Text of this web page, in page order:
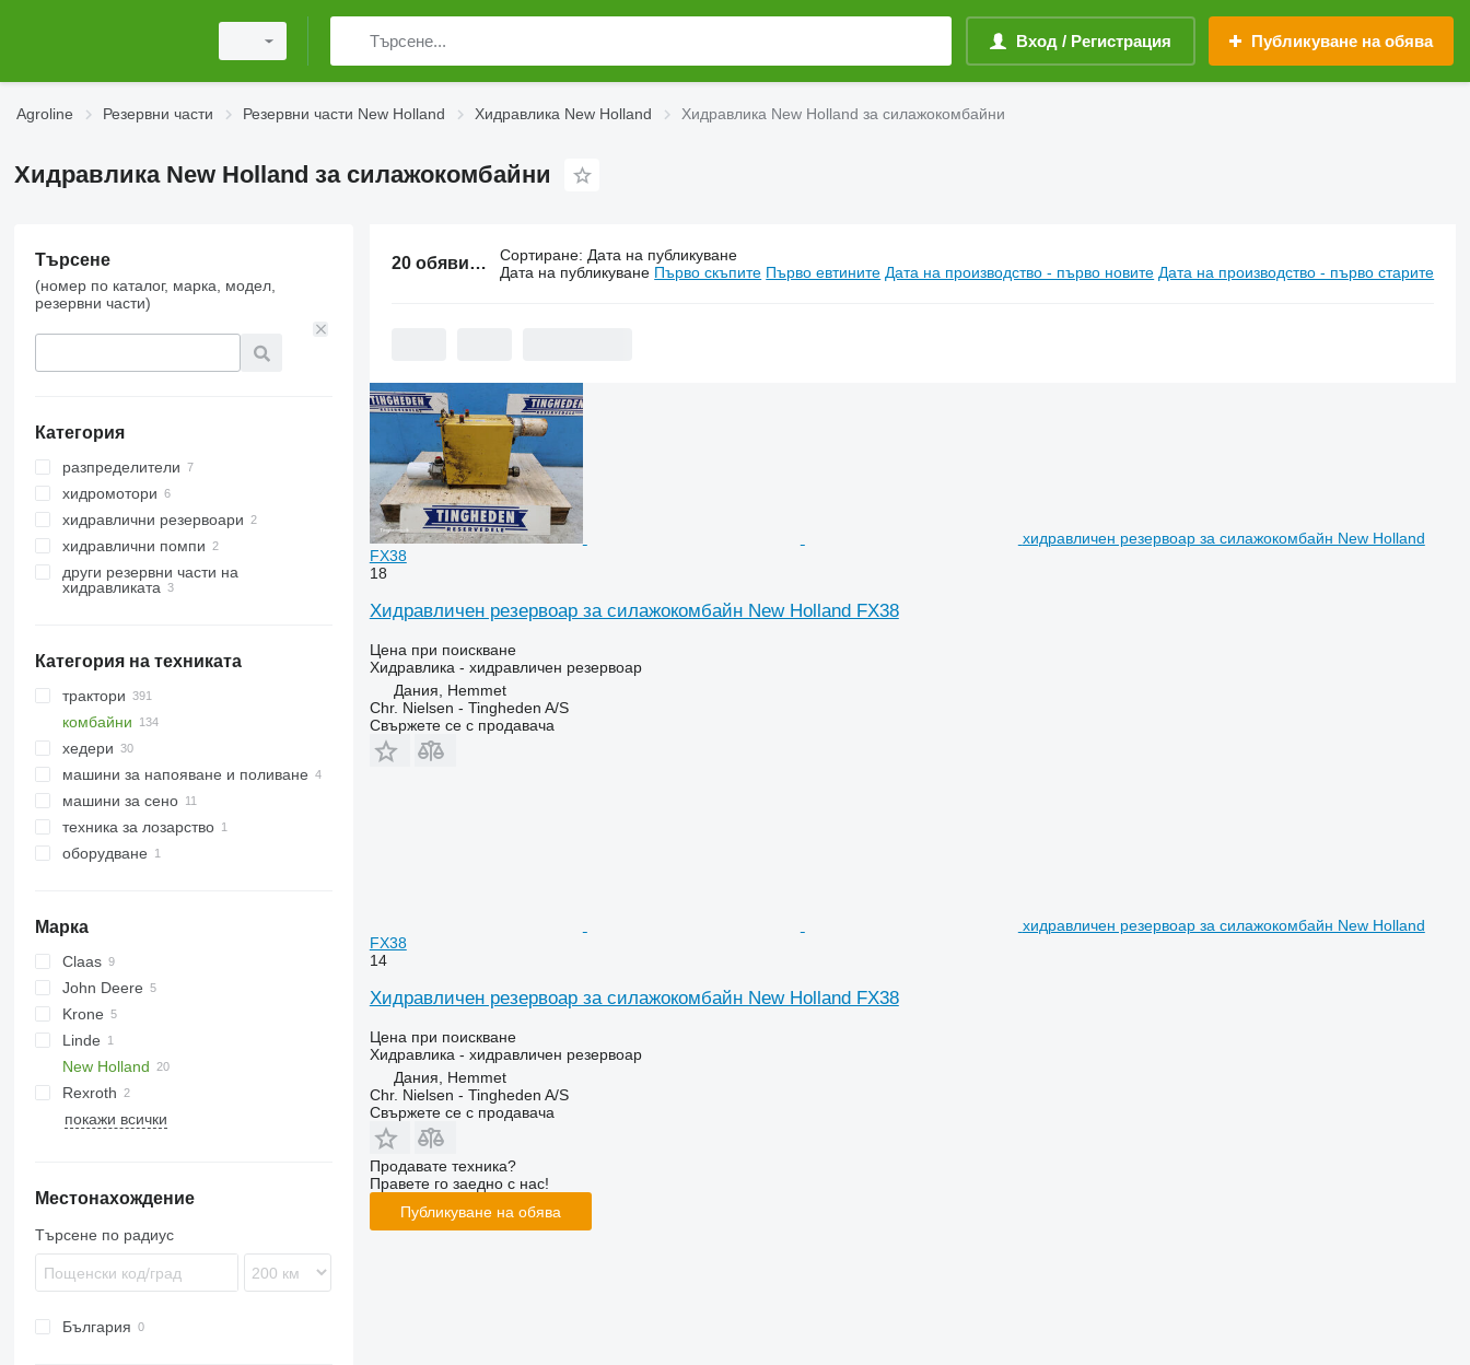
Вход / Регистрация Публикуване на обява
Agroline Резервни части Резервни части New Holland Хидравлика New Holland Хидравлика New Holland за силажокомбайни
Хидравлика New Holland за силажокомбайни
Търсене
(номер по каталог, марка, модел,
резервни части)
Категория
разпределители
хидромотори
хидравлични резервоари
хидравлични помпи
други резервни части на
хидравликата
Категория на техниката
трактори
верижни трактори
колесни трактори
комбайни
зърнокомбайни
силажокомбайни
комбайни за царевица
хедери
хедери за зърно
машини за напояване и поливане
дъждовални машини
машини за сено
селскостопански товарачи
техника за лозарство
оборудване
Марка
Claas
Jaguar
D-series
John Deere
7250
7350
7450
7780
8600
Krone
Big X
Linde
30
New Holland
FX
FX 38
Rexroth
покажи всички
Местонахождение
Търсене по радиус
България
20 обяви:Хидравлика New Holland за силажокомбайни
Сортиране: Дата на публикуване
Дата на публикуване Първо скъпите Първо евтините Дата на производство - първо новите Дата на производство - първо старите
хидравличен резервоар за силажокомбайн New Holland
FX38
18
Хидравличен резервоар за силажокомбайн New Holland FX38
Цена при поискване
Хидравлика - хидравличен резервоар
Дания, Hemmet
Chr. Nielsen - Tingheden A/S
Свържете се с продавача
хидравличен резервоар за силажокомбайн New Holland
FX38
14
Хидравличен резервоар за силажокомбайн New Holland FX38
Цена при поискване
Хидравлика - хидравличен резервоар
Дания, Hemmet
Chr. Nielsen - Tingheden A/S
Свържете се с продавача
Продавате техника?
Правете го заедно с нас!
Публикуване на обява